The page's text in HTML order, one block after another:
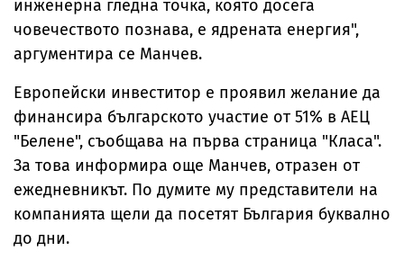
инженерна гледна точка, която досега
човечеството познава, е ядрената енергия",
аргументира се Манчев.
Европейски инвеститор е проявил желание да
финансира българското участие от 51% в АЕЦ
"Белене", съобщава на първа страница "Класа".
За това информира още Манчев, отразен от
ежедневникът. По думите му представители на
компанията щели да посетят България буквално
до дни.